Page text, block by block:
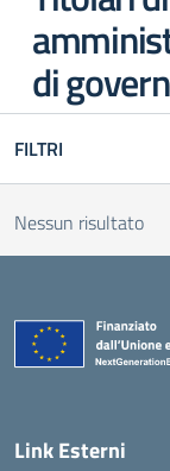
di
FILTRI
Nessun risultato
Link Esterni